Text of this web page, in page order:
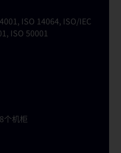
ISO 14064, ISO/IEC
ISO 50001
个机柜